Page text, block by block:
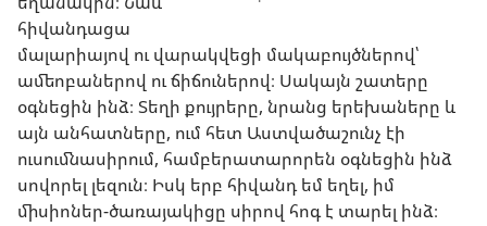
հիվանդացա
մալարիայով ու վարակվեցի մակաբույծներով՝
ամեոբաներով ու ճիճուներով։ Սակայն շատերը
օգնեցին ինձ։ Տեղի քույրերը, նրանց երեխաները և
այն անհատները, ում հետ Աստվածաշունչ էի
ուսումնասիրում, համբերատարորեն օգնեցին ինձ
սովորել լեզուն։ Իսկ երբ հիվանդ եմ եղել, իմ
միսիոներ-ծառայակիցը սիրով հոգ է տարել ինձ։